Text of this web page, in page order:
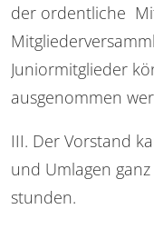
der ordentliche
Juniormitglieder
ausgenommen
III. Der Vorstand
und Umlagen
stunden.